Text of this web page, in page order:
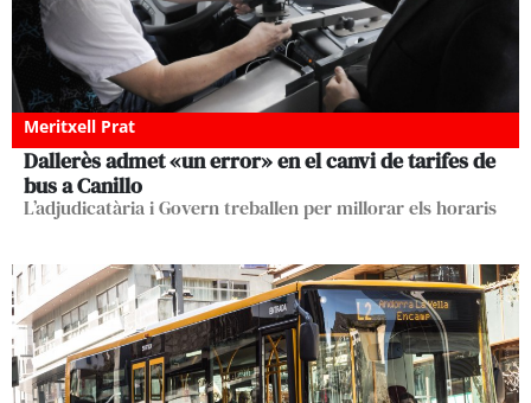
Meritxell Prat
Dallerès admet «un error» en el canvi de tarifes de
bus a Canillo
L’adjudicatària i Govern treballen per millorar els horaris